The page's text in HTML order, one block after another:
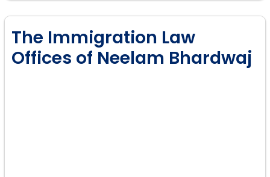
The Immigration Law
Offices of Neelam Bhardwaj